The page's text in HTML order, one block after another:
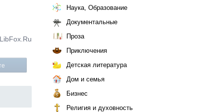
Наука, Образование
Документальные
Проза
Приключения
Детская литература
Дом и семья
Бизнес
Религия и духовность